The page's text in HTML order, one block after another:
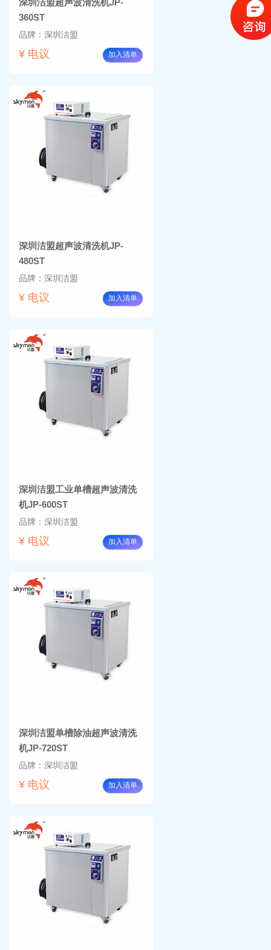
360ST
品牌：深圳洁盟
¥ 电议 加入清单
深圳洁盟超声波清洗机JP-
480ST
品牌：深圳洁盟
¥ 电议 加入清单
深圳洁盟工业单槽超声波清洗
机JP-600ST
品牌：深圳洁盟
¥ 电议 加入清单
深圳洁盟单槽除油超声波清洗
机JP-720ST
品牌：深圳洁盟
¥ 电议 加入清单